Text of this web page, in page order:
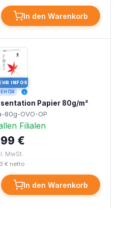
In den Warenkorb
INFOS
Papier 80g/m²
80g-OVO-OP
Filialen
€
MwSt.
€ netto
In den Warenkorb